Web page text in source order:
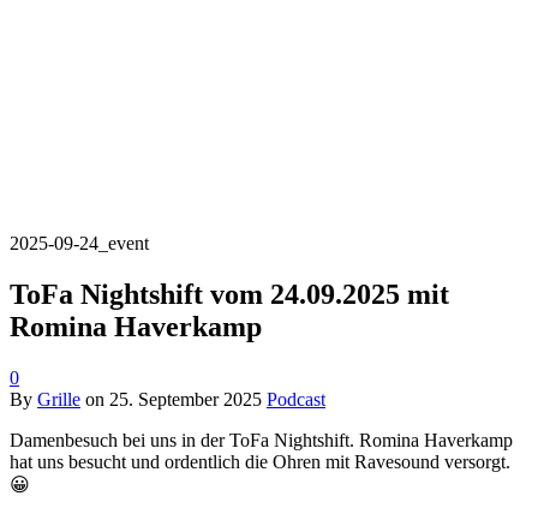
2025-09-24_event
ToFa Nightshift vom 24.09.2025 mit
Romina Haverkamp
0
By Grille on 25. September 2025 Podcast
Damenbesuch bei uns in der ToFa Nightshift. Romina Haverkamp
hat uns besucht und ordentlich die Ohren mit Ravesound versorgt.
😀